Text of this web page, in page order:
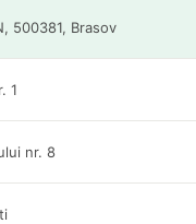
500381, Brasov
1
nr. 8